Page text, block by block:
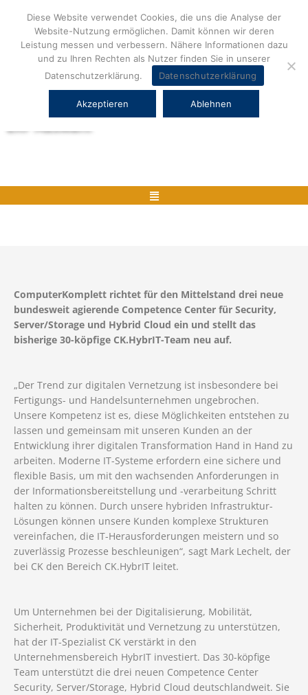
springen
Herstellerneutrale ERP Beratung und
Menü
ComputerKomplett richtet für den Mittelstand drei neue
bundesweit agierende Competence Center für Security,
Server/Storage und Hybrid Cloud ein und stellt das
bisherige 30-köpfige CK.HybrIT-Team neu auf.
„Der Trend zur digitalen Vernetzung ist insbesondere bei
Fertigungs- und Handelsunternehmen ungebrochen.
Unsere Kompetenz ist es, diese Möglichkeiten entstehen zu
lassen und gemeinsam mit unseren Kunden an der
Entwicklung ihrer digitalen Transformation Hand in Hand zu
arbeiten. Moderne IT-Systeme erfordern eine sichere und
flexible Basis, um mit den wachsenden Anforderungen in
der Informationsbereitstellung und -verarbeitung Schritt
halten zu können. Durch unsere hybriden Infrastruktur-
Lösungen können unsere Kunden komplexe Strukturen
vereinfachen, die IT-Herausforderungen meistern und so
zuverlässig Prozesse beschleunigen“, sagt Mark Lechelt, der
bei CK den Bereich CK.HybrIT leitet.
Um Unternehmen bei der Digitalisierung, Mobilität,
Sicherheit, Produktivität und Vernetzung zu unterstützen,
hat der IT-Spezialist CK verstärkt in den
Unternehmensbereich HybrIT investiert. Das 30-köpfige
Team unterstützt die drei neuen Competence Center
Security, Server/Storage, Hybrid Cloud deutschlandweit. Sie
Diese Website verwendet Cookies, die uns die Analyse der
Website-Nutzung ermöglichen. Damit können wir deren
Leistung messen und verbessern. Nähere Informationen dazu
und zu Ihren Rechten als Nutzer finden Sie in unserer
Datenschutzerklärung.
Datenschutzerklärung
Akzeptieren Ablehnen